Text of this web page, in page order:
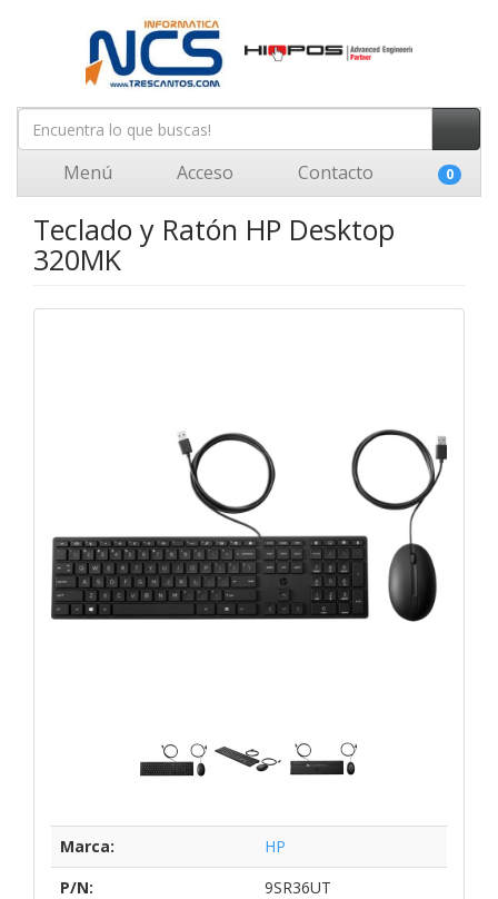
Menú Acceso Contacto 0
Teclado y Ratón HP Desktop
320MK
Marca:
HP
P/N:
9SR36UT